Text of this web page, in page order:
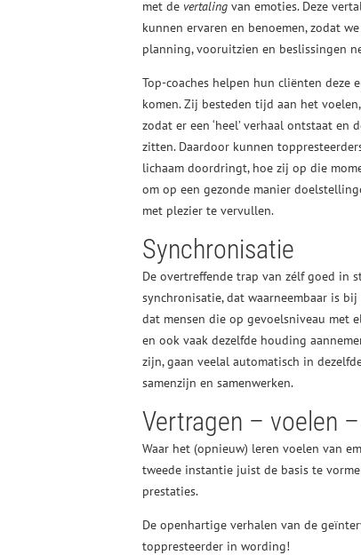
met de vertaling van emoties. Deze
kunnen ervaren en benoemen, zodat
planning, vooruitzien en beslissingen
Top-coaches helpen hun cliënten deze
komen. Zij besteden tijd aan het
zodat er een ‘heel’ verhaal ontstaat
zitten. Daardoor kunnen
lichaam doordringt, hoe zij op die
om op een gezonde manier
met plezier te vervullen.
Synchronisatie
De overtreffende trap van zélf goed in
synchronisatie, dat waarneembaar is
dat mensen die op gevoelsniveau met
en ook vaak dezelfde houding
zijn, gaan veelal automatisch in
samenzijn en samenwerken.
Vertragen – voelen
Waar het (opnieuw) leren voelen van
tweede instantie juist de basis te
prestaties.
De openhartige verhalen van de
toppresteerder in wording!